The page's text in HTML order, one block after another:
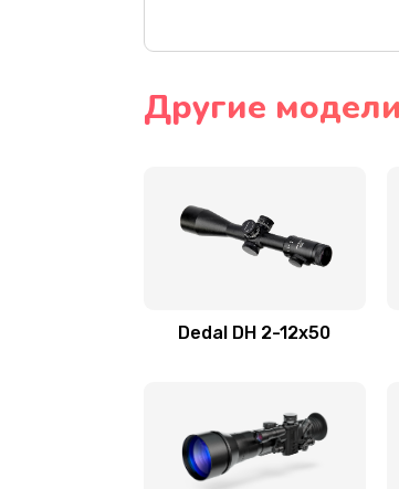
Другие
Dedal DH 2-12x50